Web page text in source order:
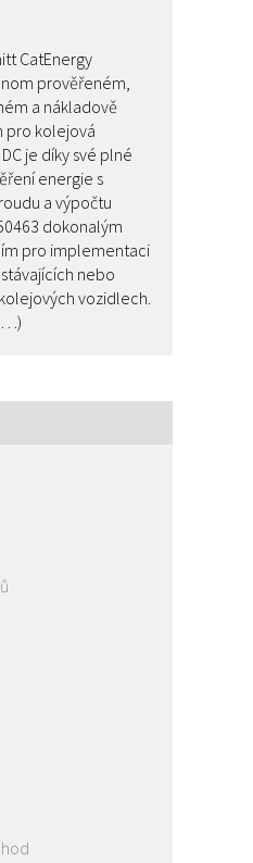
CatEnergy
prověřeném,
a nákladově
pro kolejová
je díky své plné
energie s
a výpočtu
dokonalým
pro implementaci
nebo
vozidlech.